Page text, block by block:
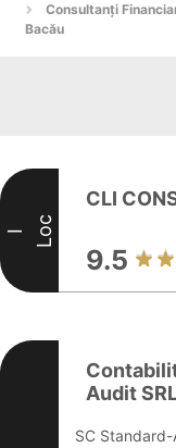
Consultanți
Bacău
I Loc
CLI
9.5
Audit
SC